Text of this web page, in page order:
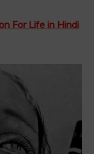
For Life in Hindi